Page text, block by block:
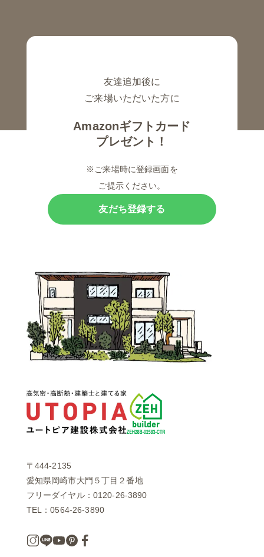
友だち登録する
友達追加後に
ご来場いただいた方に
Amazonギフトカード
プレゼント！
※ご来場時に登録画面を
ご提示ください。
〒444-2135
愛知県岡崎市大門５丁目２番地
フリーダイヤル：0120-26-3890
TEL：0564-26-3890